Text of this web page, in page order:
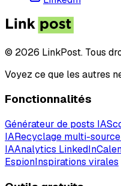
© 2026 LinkPost. Tous
Voyez ce que les autres
Fonctionnalités
Générateur de posts IA
IARecyclage multi-source
IAAnalytics LinkedIn
EspionInspirations virales